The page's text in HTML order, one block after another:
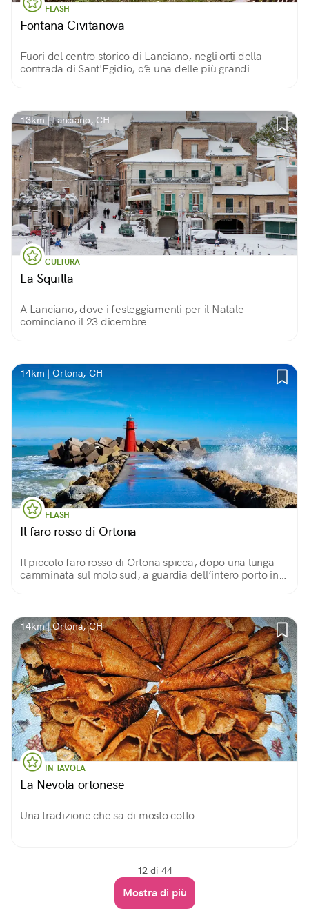
FLASH
Fontana Civitanova
Fuori del centro storico di Lanciano, negli orti della
contrada di Sant'Egidio, c’è una delle più grandi
13km | Lanciano, CH
CULTURA
La Squilla
A Lanciano, dove i festeggiamenti per il Natale
cominciano il 23 dicembre
14km | Ortona, CH
FLASH
Il faro rosso di Ortona
Il piccolo faro rosso di Ortona spicca, dopo una lunga
camminata sul molo sud, a guardia dell’intero porto in
14km | Ortona, CH
IN TAVOLA
La Nevola ortonese
Una tradizione che sa di mosto cotto
12 di 44
Mostra di più